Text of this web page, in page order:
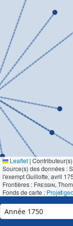
Leaflet |
Source(s) des données :
l'exempt Guillotte, avril
Frontières : Fressin,
Fonds de carte : Projet